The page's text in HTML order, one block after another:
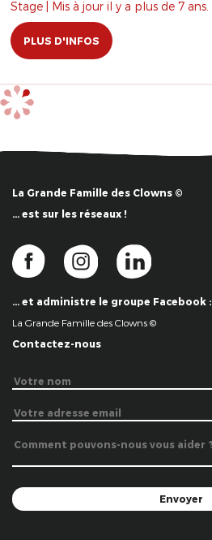
Stage | Mis à jour il y a plus de 7 ans.
PLUS D'INFOS
La Grande Famille des Clowns ©
… est sur les réseaux !
… et administre le groupe Facebook :
La Grande Famille des Clowns ©
Contactez-nous